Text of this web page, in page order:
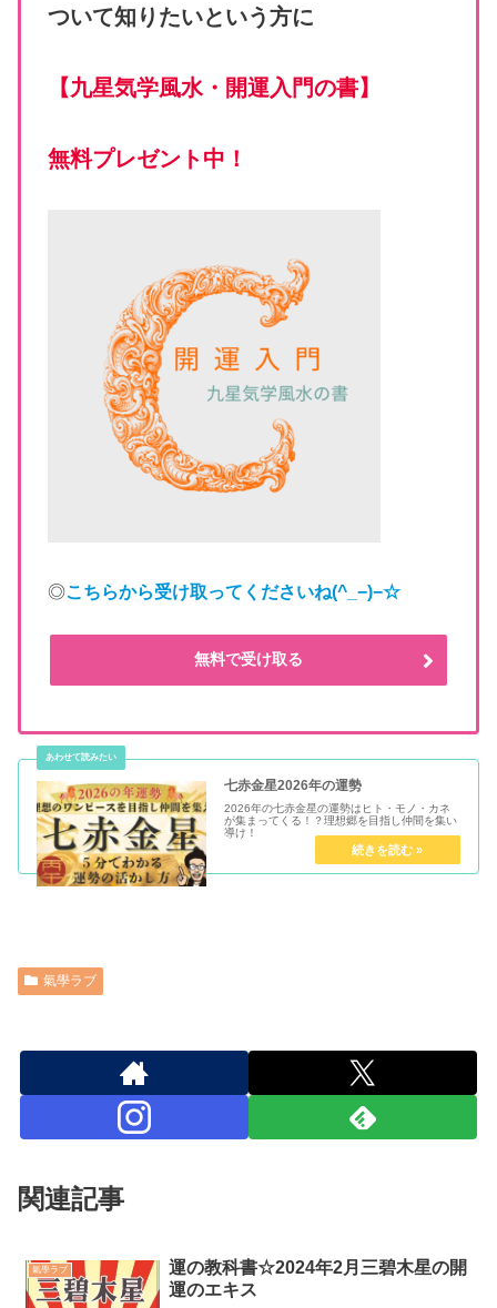
ついて知りたいという方に
【九星気学風水・開運入門の書】
無料プレゼント中！
◎こちらから受け取ってくださいね(^_−)−☆
無料で受け取る
七赤金星2026年の運勢
2026年の七赤金星の運勢はヒト・モノ・カネ
が集まってくる！？理想郷を目指し仲間を集い
導け！
氣學ラブ
関連記事
氣學ラブ
運の教科書☆2024年2月三碧木星の開
運のエキス